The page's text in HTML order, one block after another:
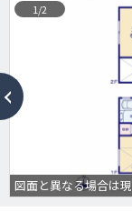
図面と異なる場合は
1/2